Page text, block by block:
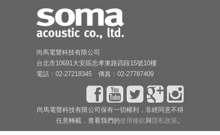
尚馬電聲科技有限公司
台北市10691大安區忠孝東路四段15號10樓
電話：02-27218345 傳真：02-27787409
尚馬電聲科技有限公司保有一切權利，非經同意不得
任意轉載，查看我們的使用條款與隱私政策。